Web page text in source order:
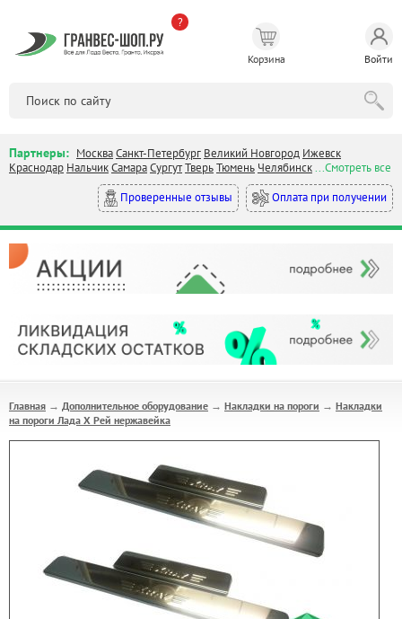
?
Корзина Войти
Партнеры: МоскваСанкт-Петербург Великий Новгород Ижевск
Краснодар НальчикСамараСургутТверьТюмень Челябинск...Смотреть все
Проверенные отзывы
Оплата при получении
Главная → Дополнительное оборудование → Накладки на пороги → Накладки
на пороги Лада Х Рей нержавейка